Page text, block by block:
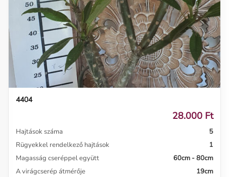
4404
28.000 Ft
Hajtások száma
5
Rügyekkel rendelkező hajtások
1
Magasság cseréppel együtt
60cm - 80cm
A virágcserép átmérője
19cm